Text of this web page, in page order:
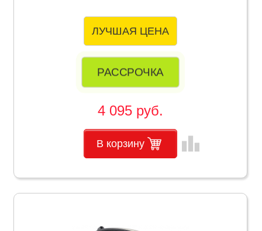
ЛУЧШАЯ ЦЕНА
РАССРОЧКА
4 095 руб.
В корзину leaderboard